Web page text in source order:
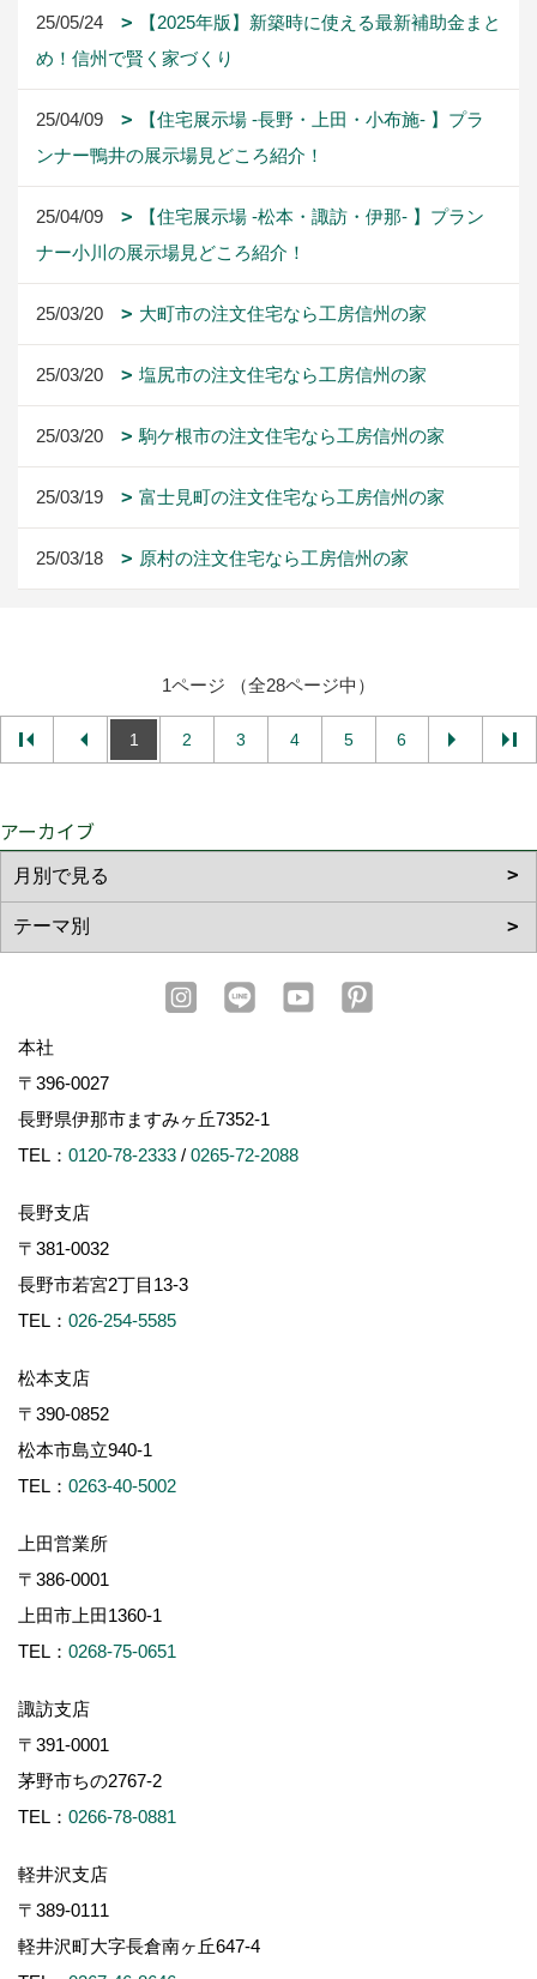
25/05/24
【2025年版】新築時に使える最新補助金まと
め！信州で賢く家づくり
25/04/09
【住宅展示場 -長野・上田・小布施- 】プラ
ンナー鴨井の展示場見どころ紹介！
25/04/09
【住宅展示場 -松本・諏訪・伊那- 】プラン
ナー小川の展示場見どころ紹介！
25/03/20 大町市の注文住宅なら工房信州の家
25/03/20 塩尻市の注文住宅なら工房信州の家
25/03/20 駒ケ根市の注文住宅なら工房信州の家
25/03/19 富士見町の注文住宅なら工房信州の家
25/03/18 原村の注文住宅なら工房信州の家
1ページ （全28ページ中）
1 2 3 4 5 6
アーカイブ
本社
〒396-0027
長野県伊那市ますみヶ丘7352-1
TEL： 0120-78-2333 / 0265-72-2088
長野支店
〒381-0032
長野市若宮2丁目13-3
TEL： 026-254-5585
松本支店
〒390-0852
松本市島立940-1
TEL： 0263-40-5002
上田営業所
〒386-0001
上田市上田1360-1
TEL： 0268-75-0651
諏訪支店
〒391-0001
茅野市ちの2767-2
TEL： 0266-78-0881
軽井沢支店
〒389-0111
軽井沢町大字長倉南ヶ丘647-4